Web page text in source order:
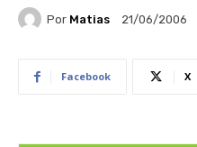
Por Matias 21/06/2006
Facebook X